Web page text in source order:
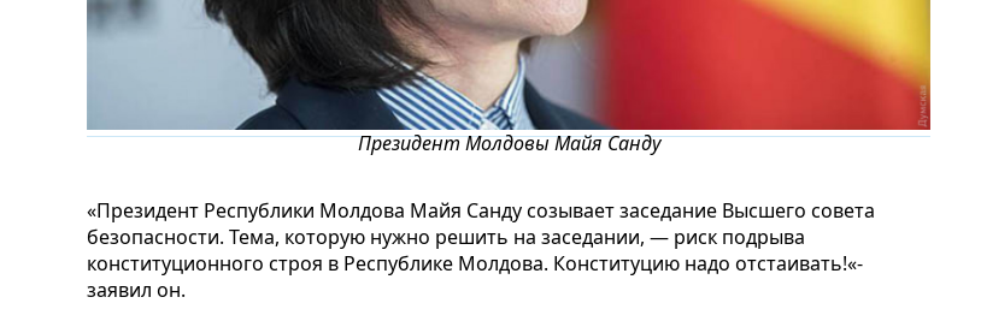
Президент Молдовы Майя Санду
«Президент Республики Молдова Майя Санду созывает заседание Высшего совета
безопасности. Тема, которую нужно решить на заседании, — риск подрыва
конституционного строя в Республике Молдова. Конституцию надо отстаивать!«-
заявил он.